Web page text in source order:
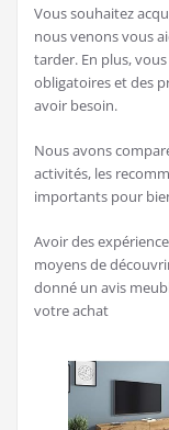
Vous souhaitez
nous venons vous
tarder. En plus,
obligatoires et des
avoir besoin.
Nous avons
activités, les
importants pour
Avoir des
moyens de
donné un avis
votre achat